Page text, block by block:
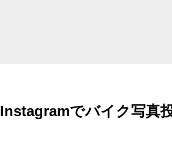
Instagramでバイク写真